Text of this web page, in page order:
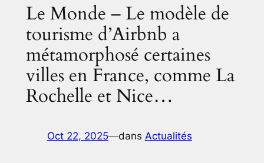
Le Monde – Le modèle de
tourisme d’Airbnb a
métamorphosé certaines
villes en France, comme La
Rochelle et Nice…
Oct 22, 2025—dans Actualités